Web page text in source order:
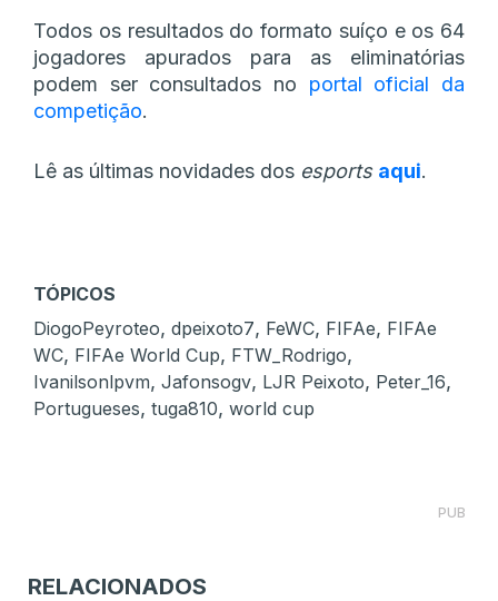
Todos os resultados do formato suíço e os 64
jogadores apurados para as eliminatórias
podem ser consultados no portal oficial da
competição.
Lê as últimas novidades dos esports aqui.
TÓPICOS
DiogoPeyroteo, dpeixoto7, FeWC, FIFAe, FIFAe
WC, FIFAe World Cup, FTW_Rodrigo,
Ivanilsonlpvm, Jafonsogv, LJR Peixoto, Peter_16,
Portugueses, tuga810, world cup
PUB
RELACIONADOS